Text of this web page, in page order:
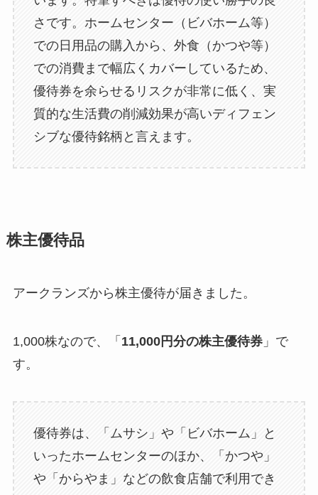
さです。ホームセンター（ビバホーム等）
での日用品の購入から、外食（かつや等）
での消費まで幅広くカバーしているため、
優待券を余らせるリスクが非常に低く、実
質的な生活費の削減効果が高いディフェン
シブな優待銘柄と言えます。
株主優待品
アークランズから株主優待が届きました。
1,000株なので、「 11,000円分の株主優待券」で
す。
優待券は、「ムサシ」や「ビバホーム」と
いったホームセンターのほか、「かつや」
や「からやま」などの飲食店舗で利用でき